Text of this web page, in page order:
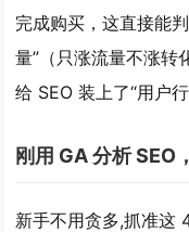
完成购买，这直接能
量”（只涨流量不涨转
给 SEO 装上了“用户
刚用 GA 分析 SEO
新手不用贪多,抓准这